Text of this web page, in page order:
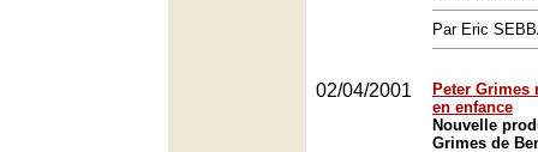
Par Eric
02/04/2001
Peter Grimes
en enfance
Nouvelle
Grimes de